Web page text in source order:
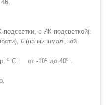
с ИК-подсветкой):
6 (на минимальной
о С.: от -10о до 40о .